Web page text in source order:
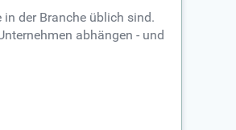
der Branche üblich sind.
abhängen - und